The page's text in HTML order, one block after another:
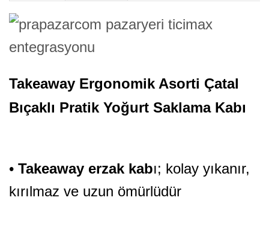
Takeaway Ergonomik Asorti Çatal
Bıçaklı Pratik Yoğurt Saklama Kabı
• Takeaway erzak kabı; kolay yıkanır,
kırılmaz ve uzun ömürlüdür